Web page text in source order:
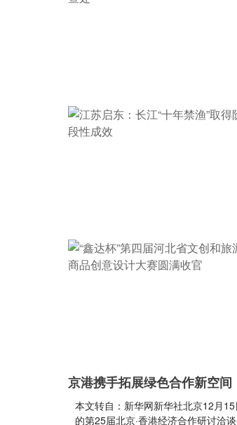
京港携手拓展绿色合作新空间
本文转自：新华网新华社北京12月
的第25届北京·香港经济合作研讨洽